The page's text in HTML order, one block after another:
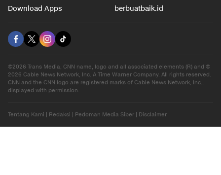
Download Apps berbuatbaik.id
©2026 Trans Media, CNN name, logo and all associated elements (R) and ©
2026 Cable News Network, Inc. A Time Warner Company. All rights reserved.
CNN and the CNN logo are registered marks of Cable News Network, Inc.,
displayed with permission.
Tentang Kami | Redaksi | Pedoman Media Siber | Disclaimer